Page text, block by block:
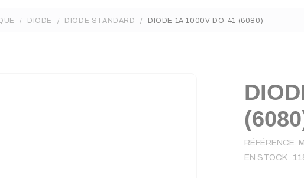
DIODE DIODE STANDARD DIODE 1A 1000V DO-41 (6080)
RÉFÉRENCE:
EN STOCK :